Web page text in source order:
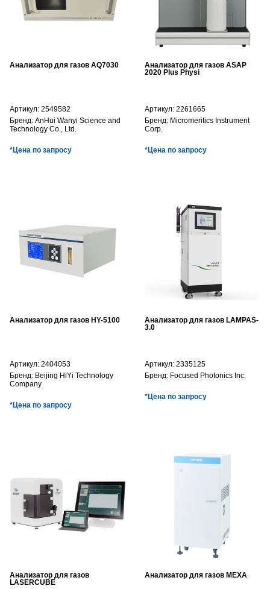
Анализатор для газов AQ7030
Артикул: 2549582
Бренд: AnHui Wanyi Science and
Technology Co., Ltd.
*Цена по запросу
Анализатор для газов ASAP
2020 Plus Physi
Артикул: 2261665
Бренд: Micromeritics Instrument
Corp.
*Цена по запросу
Анализатор для газов HY-5100
Артикул: 2404053
Бренд: Beijing HiYi Technology
Company
*Цена по запросу
Анализатор для газов LAMPAS-
3.0
Артикул: 2335125
Бренд: Focused Photonics Inc.
*Цена по запросу
Анализатор для газов
LASERCUBE
Анализатор для газов MEXA